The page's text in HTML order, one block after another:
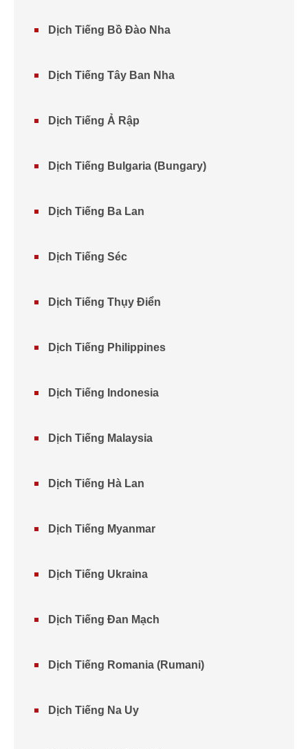
Dịch Tiếng Bồ Đào Nha
Dịch Tiếng Tây Ban Nha
Dịch Tiếng Ả Rập
Dịch Tiếng Bulgaria (Bungary)
Dịch Tiếng Ba Lan
Dịch Tiếng Séc
Dịch Tiếng Thụy Điển
Dịch Tiếng Philippines
Dịch Tiếng Indonesia
Dịch Tiếng Malaysia
Dịch Tiếng Hà Lan
Dịch Tiếng Myanmar
Dịch Tiếng Ukraina
Dịch Tiếng Đan Mạch
Dịch Tiếng Romania (Rumani)
Dịch Tiếng Na Uy